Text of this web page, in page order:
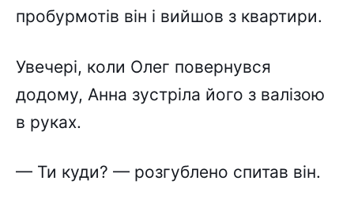
пробурмотів він і вийшов з квартири.
Увечері, коли Олег повернувся
додому, Анна зустріла його з валізою
в руках.
— Ти куди? — розгублено спитав він.